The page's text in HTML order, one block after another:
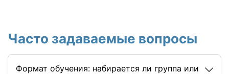
Часто задаваемые вопросы
Формат обучения: набирается ли группа или